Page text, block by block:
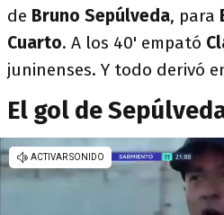
de Bruno Sepúlveda, para
Cuarto. A los 40' empató
juninenses. Y todo derivó
El gol de